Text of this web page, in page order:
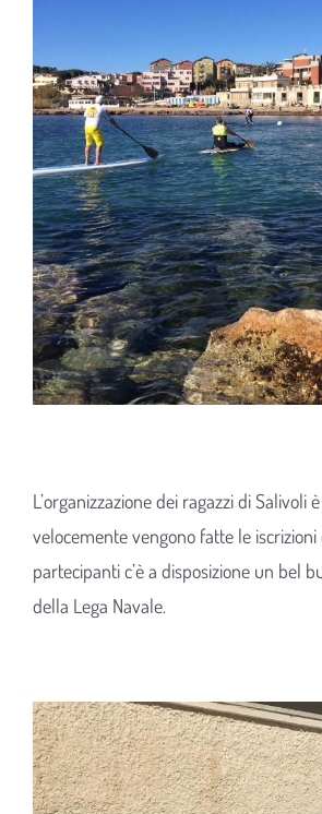
L’organizzazione dei ragazzi di Salivoli
velocemente vengono fatte le
partecipanti c’è a disposizione un bel
della Lega Navale.